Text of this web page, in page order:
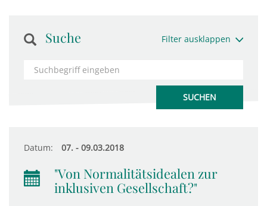
Suche Filter ausklappen
Datum: 07. - 09.03.2018
"Von Normalitätsidealen zur
inklusiven Gesellschaft?"